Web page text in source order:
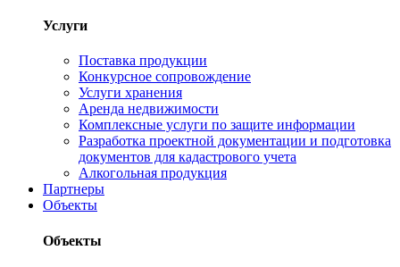
Услуги
Поставка продукции
Конкурсное сопровождение
Услуги хранения
Аренда недвижимости
Комплексные услуги по защите информации
Разработка проектной документации и подготовка
документов для кадастрового учета
Алкогольная продукция
Партнеры
Объекты
Объекты